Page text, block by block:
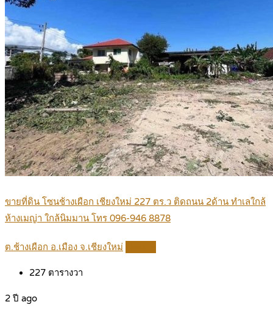
ขายที่ดิน โซนช้างเผือก เชียงใหม่ 227 ตร.ว ติดถนน 2ด้าน ทำเลใกล้
ห้างเมญ่า ใกล้นิมมาน โทร 096-946 8878
ต.ช้างเผือก อ.เมือง จ.เชียงใหม่
227 ตารางวา
2 ปี ago